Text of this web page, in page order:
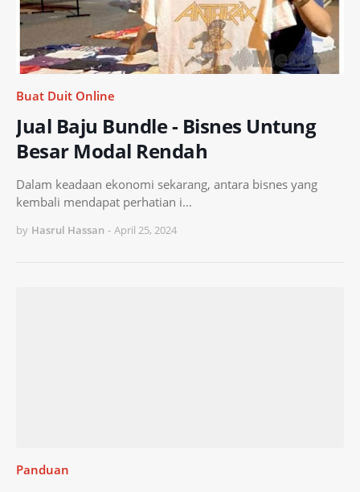
Buat Duit Online
Jual Baju Bundle - Bisnes Untung
Besar Modal Rendah
Dalam keadaan ekonomi sekarang, antara bisnes yang
kembali mendapat perhatian i…
by Hasrul Hassan - April 25, 2024
Panduan